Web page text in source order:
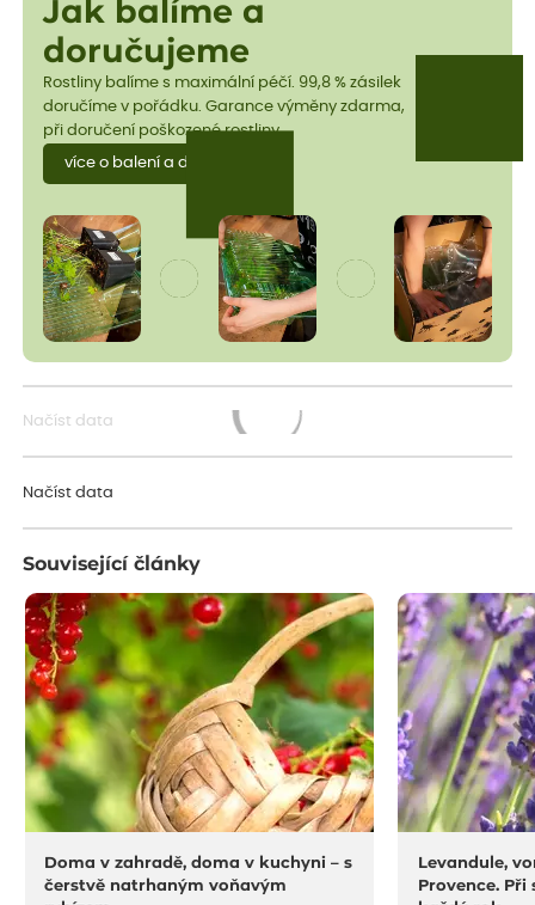
Jak balíme a
doručujeme
Rostliny balíme s maximální péčí. 99,8 % zásilek
doručíme v pořádku. Garance výměny zdarma,
při doručení poškozené rostliny.
více o balení a dopravě
Načíst data
Načíst data
Související články
Doma v zahradě, doma v kuchyni – s
čerstvě natrhaným voňavým
Levandule,
Provence.